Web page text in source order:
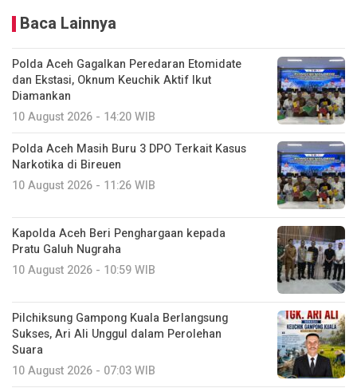
Baca Lainnya
Polda Aceh Gagalkan Peredaran Etomidate
dan Ekstasi, Oknum Keuchik Aktif Ikut
Diamankan
10 August 2026 - 14:20 WIB
Polda Aceh Masih Buru 3 DPO Terkait Kasus
Narkotika di Bireuen
10 August 2026 - 11:26 WIB
Kapolda Aceh Beri Penghargaan kepada
Pratu Galuh Nugraha
10 August 2026 - 10:59 WIB
Pilchiksung Gampong Kuala Berlangsung
Sukses, Ari Ali Unggul dalam Perolehan
Suara
10 August 2026 - 07:03 WIB